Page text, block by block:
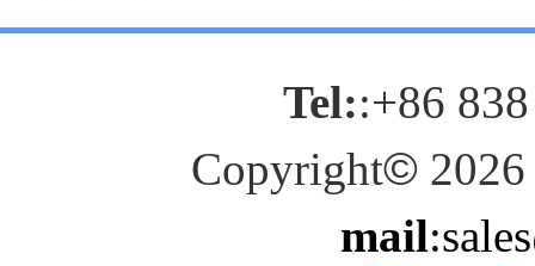
Tel::+86
Copyright© 2026
mail